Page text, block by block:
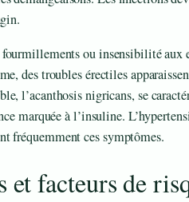
ou insensibilité aux
des troubles érectiles
l’acanthosis nigricans, se
marquée à l’insuline.
fréquemment ces symptômes.
et facteurs de